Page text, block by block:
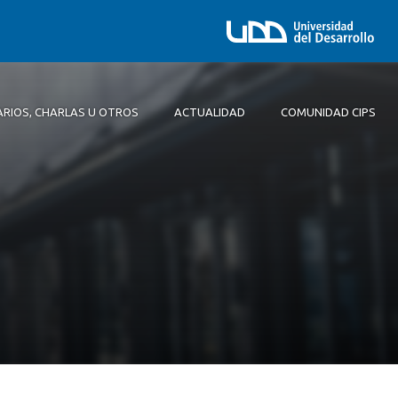
CHARLAS U OTROS ACTUALIDAD COMUNIDAD CIPS